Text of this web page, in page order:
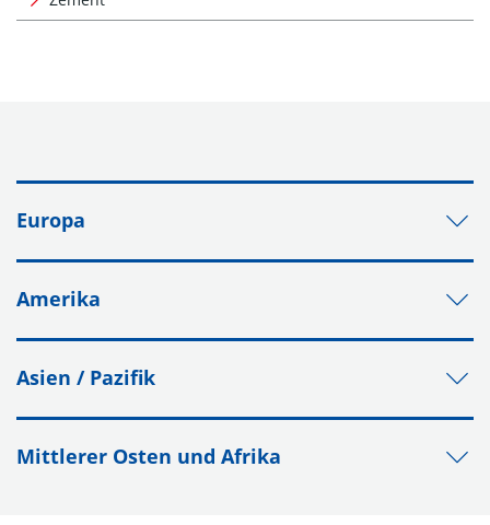
Europa
Amerika
Asien / Pazifik
Mittlerer Osten und Afrika